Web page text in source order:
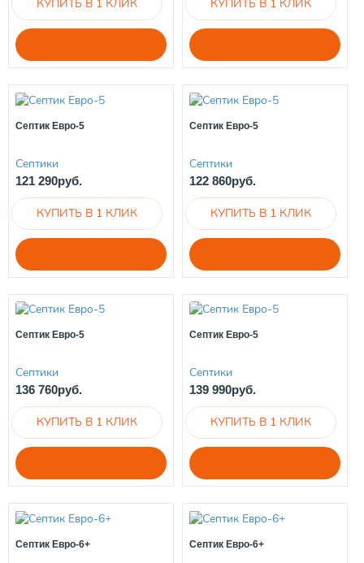
Септик Евро-5
Септики
121 290руб.
Септик Евро-5
Септики
122 860руб.
Септик Евро-5
Септики
136 760руб.
Септик Евро-5
Септики
139 990руб.
Септик Евро-6+ Септик Евро-6+